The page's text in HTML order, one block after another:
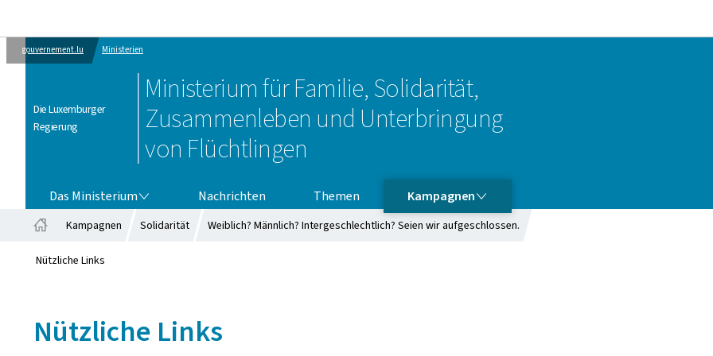
gouvernement.lu Ministerien
Die Luxemburger
Regierung
Ministerium für Familie, Solidarität,
Zusammenleben und Unterbringung
von Flüchtlingen
Das Ministerium Nachrichten Themen Kampagnen
Kampagnen Solidarität Weiblich? Männlich? Intergeschlechtlich? Seien wir aufgeschlossen.
Nützliche Links
Nützliche Links